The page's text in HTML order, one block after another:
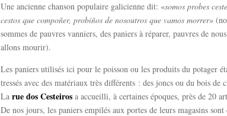
Une ancienne chanson populaire galicienne dit: «somos probes
cestos que compoñer, probiños de nosoutros que vamos morrer»
sommes de pauvres vanniers, des paniers à réparer, pauvres de
allons mourir).
Les paniers utilisés ici pour le poisson ou les produits du potager
tressés avec des matériaux très différents : des joncs ou du bois de
La rue dos Cesteiros a accueilli, à certaines époques, près de 20
De nos jours, les paniers empilés aux portes de leurs magasins sont